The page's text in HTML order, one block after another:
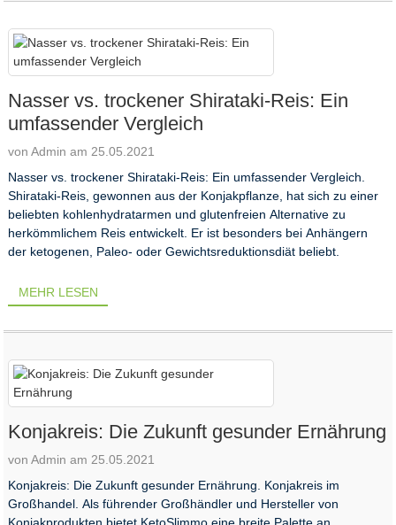
Nasser vs. trockener Shirataki-Reis: Ein
umfassender Vergleich
von Admin am 25.05.2021
Nasser vs. trockener Shirataki-Reis: Ein umfassender Vergleich.
Shirataki-Reis, gewonnen aus der Konjakpflanze, hat sich zu einer
beliebten kohlenhydratarmen und glutenfreien Alternative zu
herkömmlichem Reis entwickelt. Er ist besonders bei Anhängern
der ketogenen, Paleo- oder Gewichtsreduktionsdiät beliebt.
MEHR LESEN
Konjakreis: Die Zukunft gesunder Ernährung
von Admin am 25.05.2021
Konjakreis: Die Zukunft gesunder Ernährung. Konjakreis im
Großhandel. Als führender Großhändler und Hersteller von